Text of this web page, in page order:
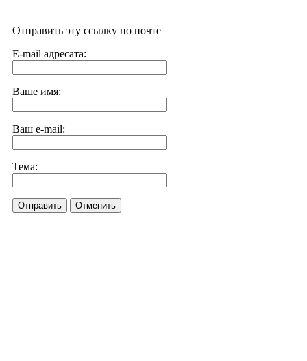
Отправить эту ссылку по почте
E-mail адресата:
Ваше имя:
Ваш e-mail:
Тема:
Отправить Отменить